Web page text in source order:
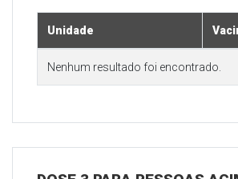
Unidade
Nenhum resultado foi encontrado.